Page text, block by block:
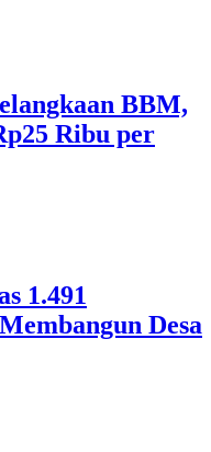
BBM,
Ribu per
1.491
Desa